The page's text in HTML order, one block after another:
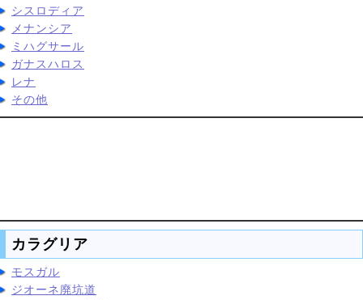
シスロディア
メナンシア
ミハグサール
ガナスハロス
レナ
その他
カラグリア
モスガル
ジオーネ廃坑道